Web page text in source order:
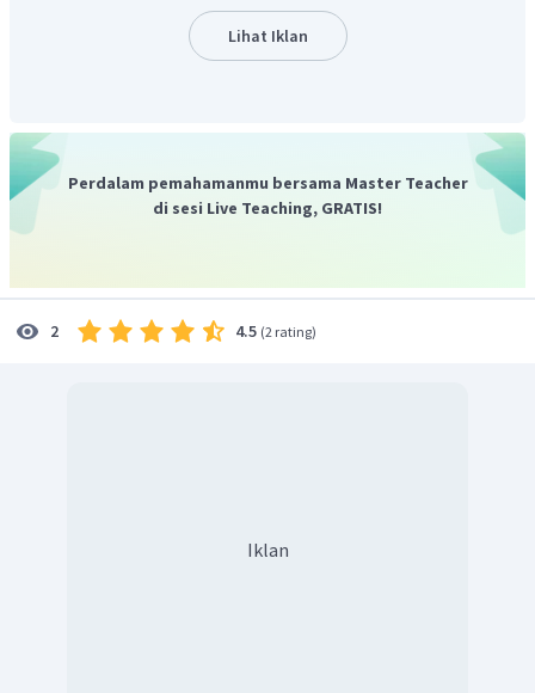
Lihat Iklan
Perdalam pemahamanmu bersama Master Teacher
di sesi Live Teaching, GRATIS!
2 4.5 (2 rating)
Iklan